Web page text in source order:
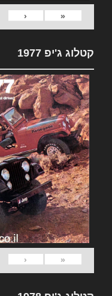
«
‹
קטלוג ג'יפ 1977
«
‹